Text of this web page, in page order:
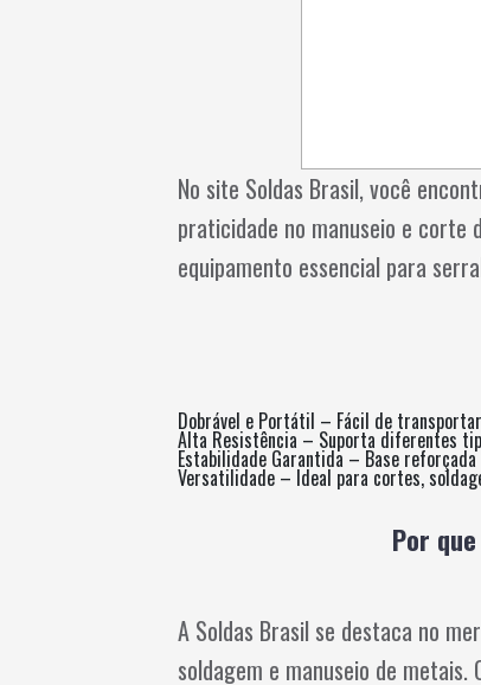
No site Soldas Brasil, você
praticidade no manuseio e corte
equipamento essencial para
Dobrável e Portátil – Fácil de
Alta Resistência – Suporta diferentes
Estabilidade Garantida – Base
Versatilidade – Ideal para cortes,
Por
A Soldas Brasil se destaca no
soldagem e manuseio de